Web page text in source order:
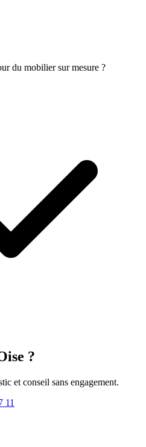
du mobilier sur mesure ?
?
et conseil sans engagement.
11